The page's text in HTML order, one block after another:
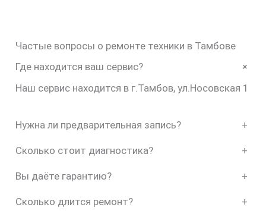
Частые вопросы о ремонте техники в Тамбове
Где находится ваш сервис?
+
Наш сервис находится в г.Тамбов, ул.Носовская 1
Нужна ли предварительная запись? +
Сколько стоит диагностика? +
Вы даёте гарантию? +
Сколько длится ремонт? +